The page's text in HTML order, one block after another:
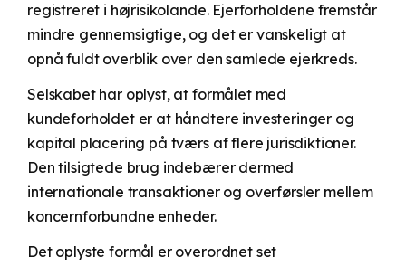
registreret i højrisikolande. Ejerforholdene fremstår
mindre gennemsigtige, og det er vanskeligt at
opnå fuldt overblik over den samlede ejerkreds.
Selskabet har oplyst, at formålet med
kundeforholdet er at håndtere investeringer og
kapital placering på tværs af flere jurisdiktioner.
Den tilsigtede brug indebærer dermed
internationale transaktioner og overførsler mellem
koncernforbundne enheder.
Det oplyste formål er overordnet set